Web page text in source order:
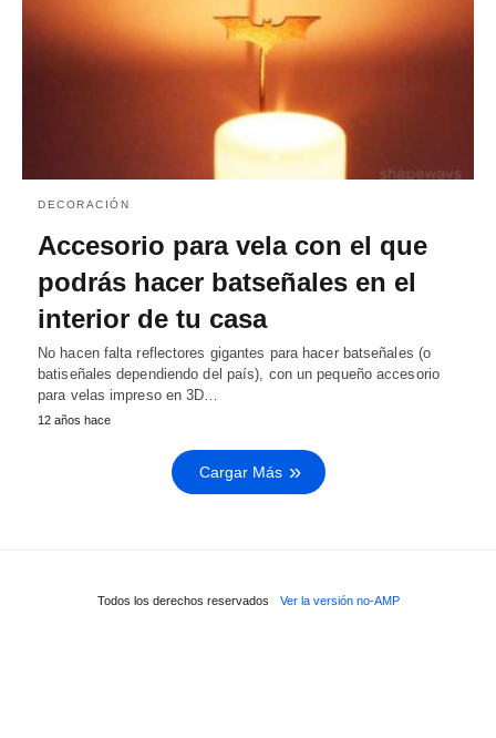
DECORACIÓN
Accesorio para vela con el que
podrás hacer batseñales en el
interior de tu casa
No hacen falta reflectores gigantes para hacer batseñales (o
batiseñales dependiendo del país), con un pequeño accesorio
para velas impreso en 3D…
12 años hace
Cargar Más
Todos los derechos reservados Ver la versión no-AMP